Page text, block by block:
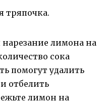
тряпочка.
лимона на
сока
помогут удалить
отбелить
лимон на